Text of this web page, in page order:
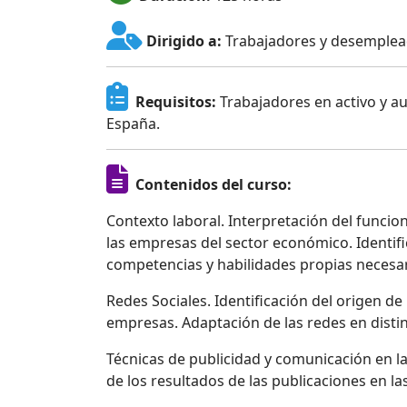
Dirigido a: Trabajadores y
Requisitos: Trabajadores en activo y
España.
Contenidos del curso:
Contexto laboral. Interpretación del
las empresas del sector económico.
competencias y habilidades propias
Redes Sociales. Identificación del origen
empresas. Adaptación de las redes en
Técnicas de publicidad y comunicación en
de los resultados de las publicaciones en